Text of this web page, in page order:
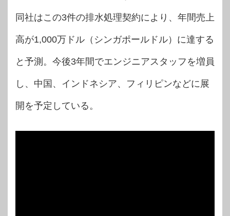
同社はこの3件の排水処理契約により、年間売上
高が1,000万ドル（シンガポールドル）に達する
と予測。今後3年間でエンジニアスタッフを増員
し、中国、インドネシア、フィリピンなどに展
開を予定している。